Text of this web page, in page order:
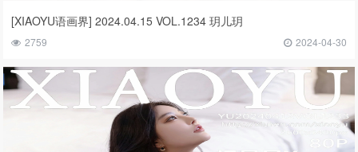
[XIAOYU语画界] 2024.04.15 VOL.1234 玥儿玥
2759 2024-04-30